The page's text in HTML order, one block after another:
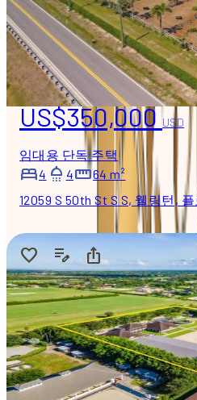
US$350,000USD
임대용 단독 주택
4
4
64 m²
12059 S 50th St S S, 웰링턴,